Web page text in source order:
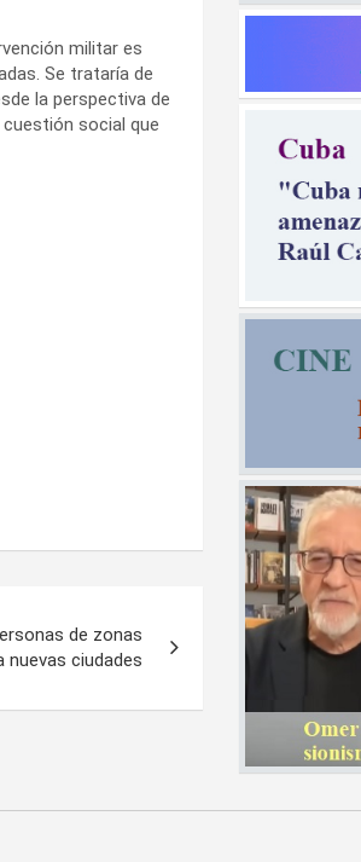
militar es
Se trataría de
la perspectiva de
social que
de zonas
nuevas ciudades